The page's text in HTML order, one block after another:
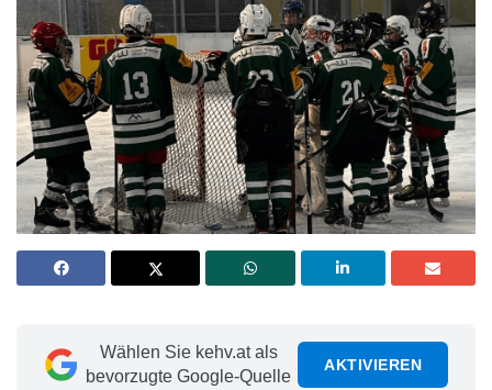
Wählen Sie kehv.at als
bevorzugte Google-Quelle
AKTIVIEREN